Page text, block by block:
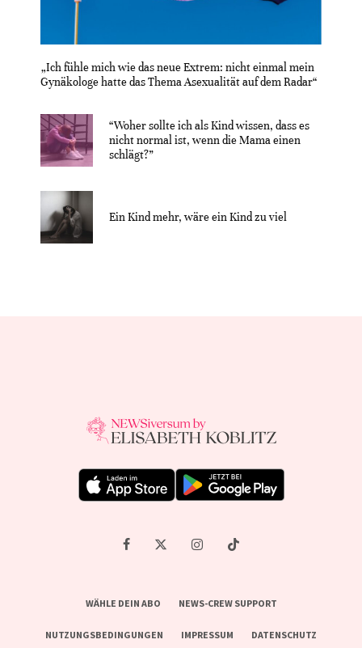
„Ich fühle mich wie das neue Extrem: nicht einmal mein
Gynäkologe hatte das Thema Asexualität auf dem Radar“
“Woher sollte ich als Kind wissen, dass es
nicht normal ist, wenn die Mama einen
schlägt?”
Ein Kind mehr, wäre ein Kind zu viel
WÄHLE DEIN ABO NEWS-CREW SUPPORT
NUTZUNGSBEDINGUNGEN IMPRESSUM DATENSCHUTZ